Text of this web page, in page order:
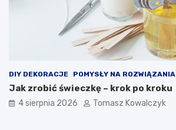
DIY DEKORACJE POMYSŁY NA ROZWIĄZANIA
Jak zrobić świeczkę – krok po kroku
4 sierpnia 2026 Tomasz Kowalczyk